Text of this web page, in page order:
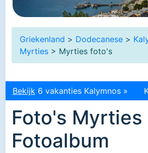
Griekenland > Dodecanese >
Myrties > Myrties foto's
Bekijk 6 vakanties Kalymnos »
Foto's Myrties |
Fotoalbum